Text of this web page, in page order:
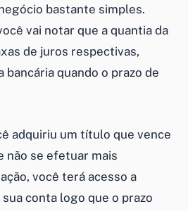
bastante simples.
vai notar que a quantia da
de juros respectivas,
bancária quando o prazo de
adquiriu um título que vence
não se efetuar mais
você terá acesso a
conta logo que o prazo